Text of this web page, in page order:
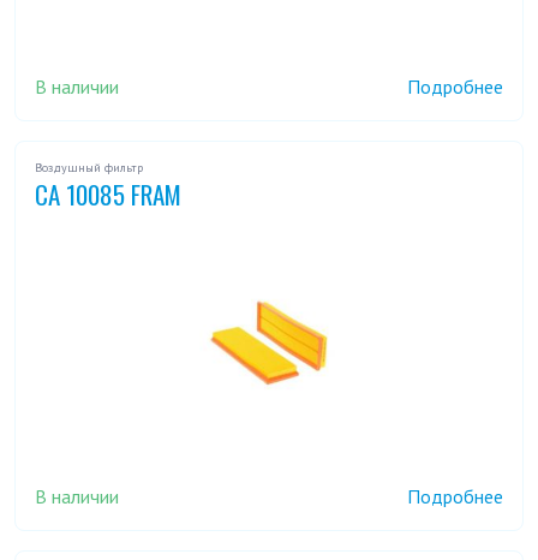
В наличии Подробнее
Воздушный фильтр
CA 10085 FRAM
В наличии Подробнее